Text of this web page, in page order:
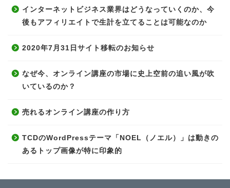
インターネットビジネス業界はどうなっていくのか、今
後もアフィリエイトで生計を立てることは可能なのか
2020年7月31日サイト移転のお知らせ
なぜ今、オンライン講座の市場に史上空前の追い風が吹
いているのか？
売れるオンライン講座の作り方
TCDのWordPressテーマ「NOEL（ノエル）」は動きの
あるトップ画像が特に印象的